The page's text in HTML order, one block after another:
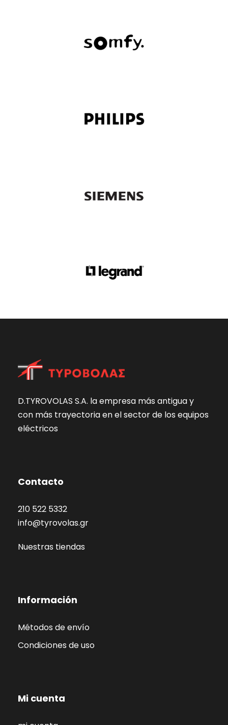
D.TYROVOLAS S.A. la empresa más antigua y
con más trayectoria en el sector de los equipos
eléctricos
Contacto
210 522 5332
info@tyrovolas.gr
Nuestras tiendas
Información
Métodos de envío
Condiciones de uso
Mi cuenta